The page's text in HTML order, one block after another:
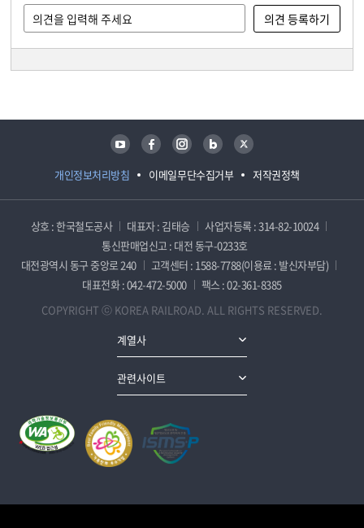
개인정보처리방침 이메일무단수집거부 저작권정책
유튜브 페이스북 인스타그램 블로그 트위터
상호 : 한국철도공사 대표자 : 김태승
사업자등록 : 314-82-10024
통신판매업신고 : 대전 동구-0233호
대전광역시 동구 중앙로 240
고객센터 : 1588-7788(이용료 : 발신자부담)
대표전화 : 042-472-5000
팩스 : 02-361-8385
COPYRIGHT ⓒ KOREA RAILROAD. ALL RIGHTS RESERVED.
계열사
관련사이트